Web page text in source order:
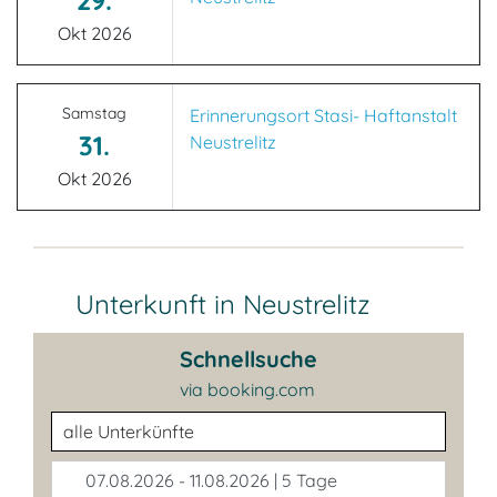
Okt 2026
Samstag
31.
Okt 2026
Erinnerungsort Stasi- Haftanstalt
Neustrelitz
Unterkunft in Neustrelitz
Schnellsuche
via booking.com
Unterkunftsart
07.08.2026 - 11.08.2026 | 5 Tage